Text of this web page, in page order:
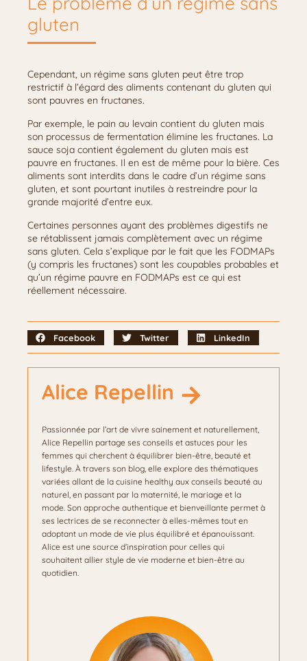
gluten
Cependant, un régime sans gluten peut être trop
restrictif à l’égard des aliments contenant du gluten qui
sont pauvres en fructanes.
Par exemple, le pain au levain contient du gluten mais
son processus de fermentation élimine les fructanes. La
sauce soja contient également du gluten mais est
pauvre en fructanes. Il en est de même pour la bière. Ces
aliments sont interdits dans le cadre d’un régime sans
gluten, et sont pourtant inutiles à restreindre pour la
grande majorité d’entre eux.
Certaines personnes ayant des problèmes digestifs ne
se rétablissent jamais complètement avec un régime
sans gluten. Cela s’explique par le fait que les FODMAPs
(y compris les fructanes) sont les coupables probables et
qu’un régime pauvre en FODMAPs est ce qui est
réellement nécessaire.
Facebook Twitter LinkedIn
Alice Repellin
Passionnée par l’art de vivre sainement et naturellement,
Alice Repellin partage ses conseils et astuces pour les
femmes qui cherchent à équilibrer bien-être, beauté et
lifestyle. À travers son blog, elle explore des thématiques
variées allant de la cuisine healthy aux conseils beauté au
naturel, en passant par la maternité, le mariage et la
mode. Son approche authentique et bienveillante permet à
ses lectrices de se reconnecter à elles-mêmes tout en
adoptant un mode de vie plus équilibré et épanouissant.
Alice est une source d’inspiration pour celles qui
souhaitent allier style de vie moderne et bien-être au
quotidien.